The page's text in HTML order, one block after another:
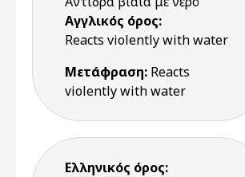
Αγγλικός όρος:
Reacts violently with water
Μετάφραση: Reacts
violently with water
Ελληνικός όρος: